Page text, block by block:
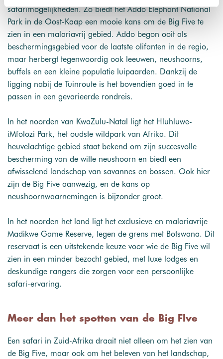
sprake zijn van gepersonaliseerde content.
safarimogelijkheden. Zo biedt het Addo Elephant National
Park in de Oost-Kaap een mooie kans om de Big Five te
zien in een malariavrij gebied. Addo begon ooit als
beschermingsgebied voor de laatste olifanten in de regio,
maar herbergt tegenwoordig ook leeuwen, neushoorns,
buffels en een kleine populatie luipaarden. Dankzij de
ligging nabij de Tuinroute is het bovendien goed in te
passen in een gevarieerde rondreis.
In het noorden van KwaZulu-Natal ligt het Hluhluwe-
iMfolozi Park, het oudste wildpark van Afrika. Dit
heuvelachtige gebied staat bekend om zijn succesvolle
bescherming van de witte neushoorn en biedt een
afwisselend landschap van savannes en bossen. Ook hier
zijn de Big Five aanwezig, en de kans op
neushoornwaarnemingen is bijzonder groot.
In het noorden het land ligt het exclusieve en malariavrije
Madikwe Game Reserve, tegen de grens met Botswana. Dit
reservaat is een uitstekende keuze voor wie de Big Five wil
zien in een minder bezocht gebied, met luxe lodges en
deskundige rangers die zorgen voor een persoonlijke
safari-ervaring.
Meer dan het spotten van de Big FIve
Een safari in Zuid-Afrika draait niet alleen om het zien van
de Big Five, maar ook om het beleven van het landschap,